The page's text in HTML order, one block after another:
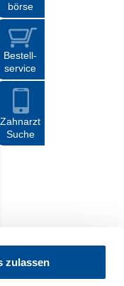
zulassen
börse
Bestell-
service
Zahnarzt
Suche